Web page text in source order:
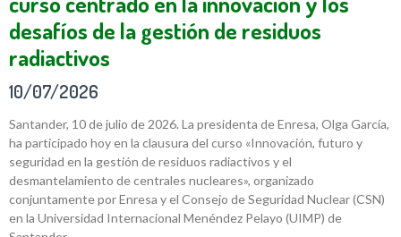
desafíos de la gestión de residuos
radiactivos
10/07/2026
Santander, 10 de julio de 2026. La presidenta de Enresa, Olga García,
ha participado hoy en la clausura del curso «Innovación, futuro y
seguridad en la gestión de residuos radiactivos y el
desmantelamiento de centrales nucleares», organizado
conjuntamente por Enresa y el Consejo de Seguridad Nuclear (CSN)
en la Universidad Internacional Menéndez Pelayo (UIMP) de